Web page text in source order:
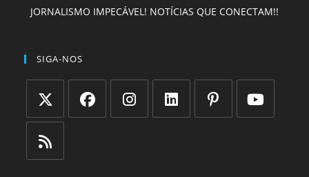
JORNALISMO IMPECÁVEL! NOTÍCIAS QUE CONECTAM!!
SIGA-NOS
Abre
em
uma